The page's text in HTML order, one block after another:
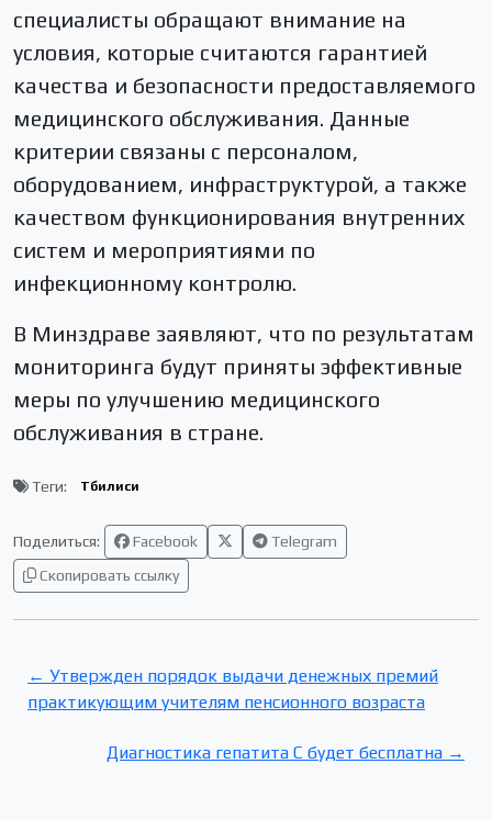
специалисты обращают внимание на
условия, которые считаются гарантией
качества и безопасности предоставляемого
медицинского обслуживания. Данные
критерии связаны с персоналом,
оборудованием, инфраструктурой, а также
качеством функционирования внутренних
систем и мероприятиями по
инфекционному контролю.
В Минздраве заявляют, что по результатам
мониторинга будут приняты эффективные
меры по улучшению медицинского
обслуживания в стране.
Теги: Тбилиси
Поделиться: Facebook
Telegram
Скопировать ссылку
← Утвержден порядок выдачи денежных премий
практикующим учителям пенсионного возраста
Диагностика гепатита С будет бесплатна →